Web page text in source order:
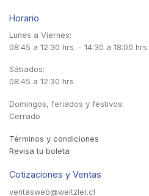
Horario
Lunes a Viernes:
08:45 a 12:30 hrs. - 14:30 a 18:00 hrs.
Sábados:
08:45 a 12:30 hrs
Domingos, feriados y festivos:
Cerrado
Términos y condiciones
Revisa tu boleta
Cotizaciones y Ventas
ventasweb@weitzler.cl